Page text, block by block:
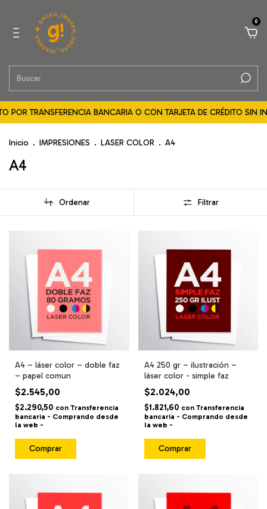
0
TRANSFERENCIA BANCARIA O CON TARJETA DE CRÉDITO SIN
Inicio . IMPRESIONES . LASER COLOR . A4
A4
Ordenar Filtrar
A4 – láser color – doble faz
– papel comun
$2.545,00
$2.290,50 con Transferencia
bancaria - Comprando desde
la web -
Comprar
A4 250 gr – ilustración –
láser color - simple faz
$2.024,00
$1.821,60 con Transferencia
bancaria - Comprando desde
la web -
Comprar